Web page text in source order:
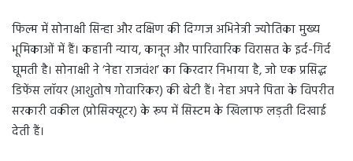
फिल्म में सोनाक्षी सिन्हा और दक्षिण की दिग्गज अभिनेत्री ज्योतिका मुख्य
भूमिकाओं में हैं। कहानी न्याय, कानून और पारिवारिक विरासत के इर्द-गिर्द
घूमती है। सोनाक्षी ने ‘नेहा राजवंश’ का किरदार निभाया है, जो एक प्रसिद्ध
डिफेंस लॉयर (आशुतोष गोवारिकर) की बेटी हैं। नेहा अपने पिता के विपरीत
सरकारी वकील (प्रोसिक्यूटर) के रूप में सिस्टम के खिलाफ लड़ती दिखाई
देती हैं।